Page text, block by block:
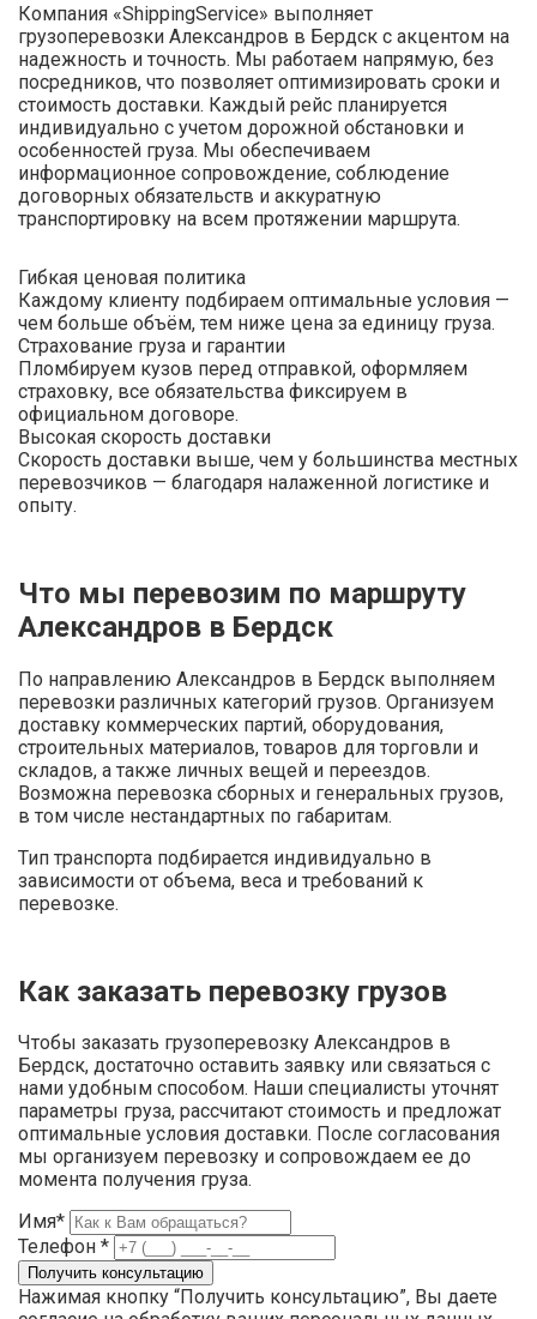
Компания «ShippingService» выполняет
грузоперевозки Александров в Бердск с акцентом на
надежность и точность. Мы работаем напрямую, без
посредников, что позволяет оптимизировать сроки и
стоимость доставки. Каждый рейс планируется
индивидуально с учетом дорожной обстановки и
особенностей груза. Мы обеспечиваем
информационное сопровождение, соблюдение
договорных обязательств и аккуратную
транспортировку на всем протяжении маршрута.
Гибкая ценовая политика
Каждому клиенту подбираем оптимальные условия —
чем больше объём, тем ниже цена за единицу груза.
Страхование груза и гарантии
Пломбируем кузов перед отправкой, оформляем
страховку, все обязательства фиксируем в
официальном договоре.
Высокая скорость доставки
Скорость доставки выше, чем у большинства местных
перевозчиков — благодаря налаженной логистике и
опыту.
Что мы перевозим по маршруту
Александров в Бердск
По направлению Александров в Бердск выполняем
перевозки различных категорий грузов. Организуем
доставку коммерческих партий, оборудования,
строительных материалов, товаров для торговли и
складов, а также личных вещей и переездов.
Возможна перевозка сборных и генеральных грузов,
в том числе нестандартных по габаритам.
Тип транспорта подбирается индивидуально в
зависимости от объема, веса и требований к
перевозке.
Как заказать перевозку грузов
Чтобы заказать грузоперевозку Александров в
Бердск, достаточно оставить заявку или связаться с
нами удобным способом. Наши специалисты уточнят
параметры груза, рассчитают стоимость и предложат
оптимальные условия доставки. После согласования
мы организуем перевозку и сопровождаем ее до
момента получения груза.
Имя*
Телефон *
Нажимая кнопку “Получить консультацию”, Вы даете